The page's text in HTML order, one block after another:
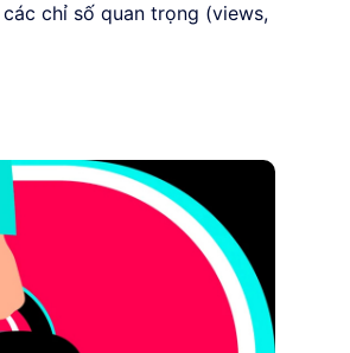
chỉ số quan trọng (views,